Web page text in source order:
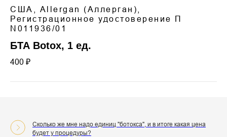
США, Allergan (Аллерган),
Регистрационное удостоверение П
N011936/01
БТА Botox, 1 ед.
400 ₽
Сколько же мне надо единиц "ботокса", и в итоге какая цена
будет у процедуры?